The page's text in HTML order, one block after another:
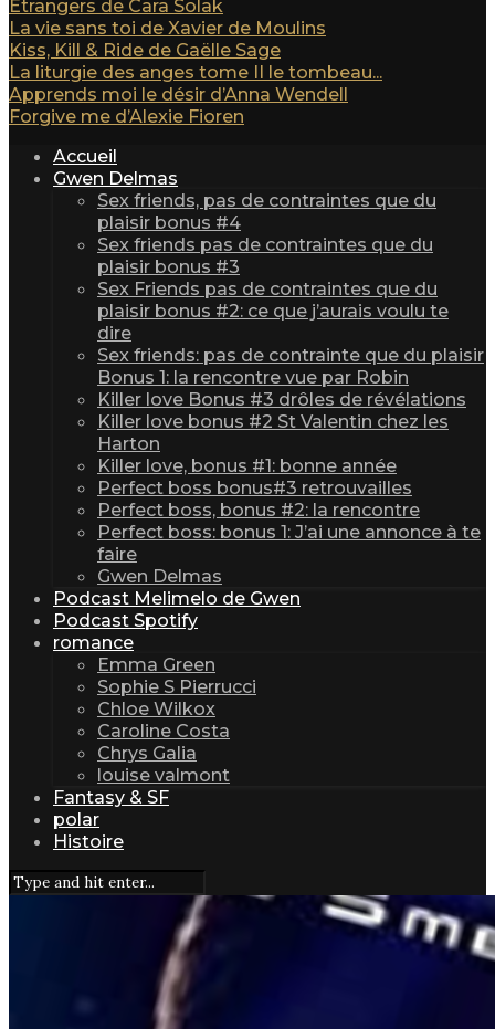
Etrangers de Cara Solak
La vie sans toi de Xavier de Moulins
Kiss, Kill & Ride de Gaëlle Sage
La liturgie des anges tome II le tombeau...
Apprends moi le désir d’Anna Wendell
Forgive me d’Alexie Fioren
Accueil
Gwen Delmas
Sex friends, pas de contraintes que du
plaisir bonus #4
Sex friends pas de contraintes que du
plaisir bonus #3
Sex Friends pas de contraintes que du
plaisir bonus #2: ce que j’aurais voulu te
dire
Sex friends: pas de contrainte que du plaisir
Bonus 1: la rencontre vue par Robin
Killer love Bonus #3 drôles de révélations
Killer love bonus #2 St Valentin chez les
Harton
Killer love, bonus #1: bonne année
Perfect boss bonus#3 retrouvailles
Perfect boss, bonus #2: la rencontre
Perfect boss: bonus 1: J’ai une annonce à te
faire
Gwen Delmas
Podcast Melimelo de Gwen
Podcast Spotify
romance
Emma Green
Sophie S Pierrucci
Chloe Wilkox
Caroline Costa
Chrys Galia
louise valmont
Fantasy & SF
polar
Histoire